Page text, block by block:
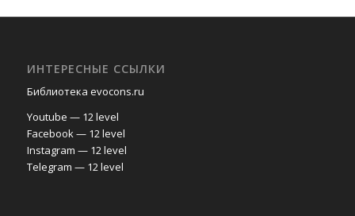
ИНТЕРЕСНЫЕ ССЫЛКИ
Библиотека evocons.ru
Youtube — 12 level
Facebook — 12 level
Instagram — 12 level
Telegram — 12 level